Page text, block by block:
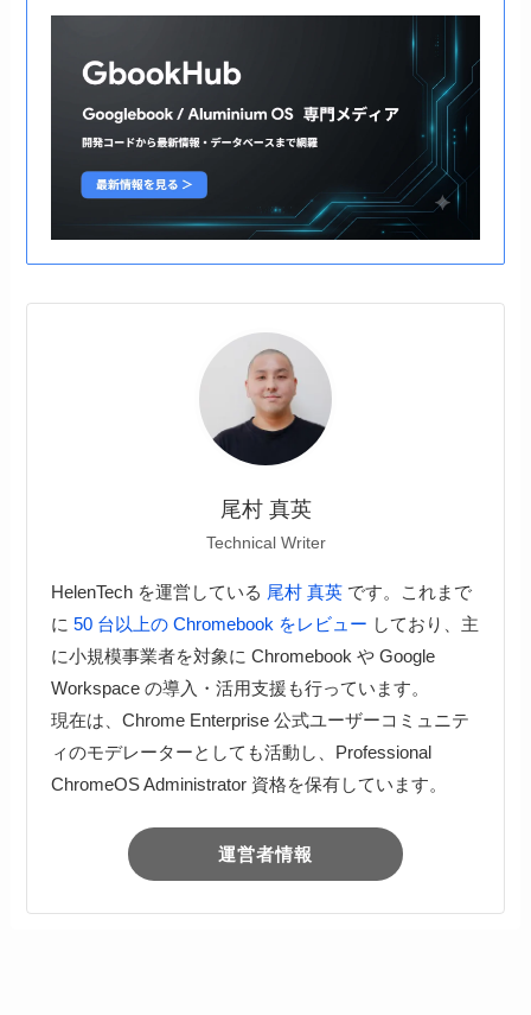
尾村 真英
Technical Writer
HelenTech を運営している 尾村 真英です。これまで
に 50 台以上の Chromebook をレビュー しており、主
に小規模事業者を対象に Chromebook や Google
Workspace の導入・活用支援も行っています。
現在は、Chrome Enterprise 公式ユーザーコミュニテ
ィのモデレーターとしても活動し、Professional
ChromeOS Administrator 資格を保有しています。
運営者情報